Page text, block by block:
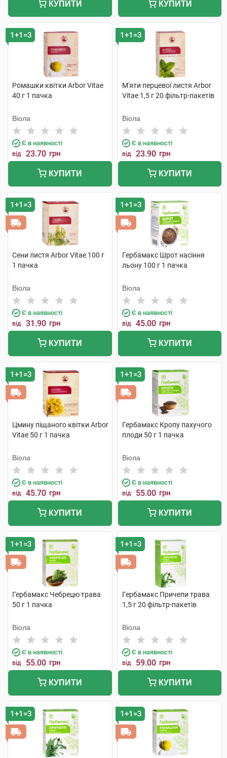
КУПИТИ КУПИТИ
1+1=3
Ромашки квітки Arbor Vitae
40 г 1 пачка
Віола
Є в наявності
від 23.70 грн
КУПИТИ
1+1=3
М'яти перцевої листя Arbor
Vitae 1,5 г 20 фільтр-пакетів
Віола
Є в наявності
від 23.90 грн
КУПИТИ
1+1=3
Сени листя Arbor Vitae 100 г
1 пачка
Віола
Є в наявності
від 31.90 грн
КУПИТИ
1+1=3
Гербамакс Шрот насіння
льону 100 г 1 пачка
Віола
Є в наявності
від 45.00 грн
КУПИТИ
1+1=3
Цмину піщаного квітки Arbor
Vitae 50 г 1 пачка
Віола
Є в наявності
від 45.70 грн
КУПИТИ
1+1=3
Гербамакс Кропу пахучого
плоди 50 г 1 пачка
Віола
Є в наявності
від 55.00 грн
КУПИТИ
1+1=3
Гербамакс Чебрецю трава
50 г 1 пачка
Віола
Є в наявності
від 55.00 грн
КУПИТИ
1+1=3
Гербамакс Причепи трава
1,5 г 20 фільтр-пакетів
Віола
Є в наявності
від 59.00 грн
КУПИТИ
1+1=3 1+1=3